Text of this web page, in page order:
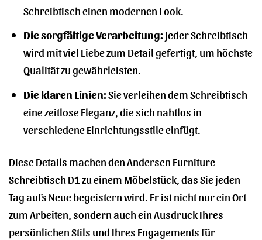
Schreibtisch einen modernen Look.
Die sorgfältige Verarbeitung:Jeder Schreibtisch
wird mit viel Liebe zum Detail gefertigt, um höchste
Qualität zu gewährleisten.
Die klaren Linien:Sie verleihen dem Schreibtisch
eine zeitlose Eleganz, die sich nahtlos in
verschiedene Einrichtungsstile einfügt.
Diese Details machen den Andersen Furniture
Schreibtisch D1 zu einem Möbelstück, das Sie jeden
Tag aufs Neue begeistern wird. Er ist nicht nur ein Ort
zum Arbeiten, sondern auch ein Ausdruck Ihres
persönlichen Stils und Ihres Engagements für